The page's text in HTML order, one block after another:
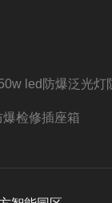
爆检修插座箱